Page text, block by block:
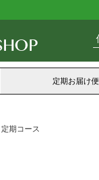
定期お届け便
定期コース